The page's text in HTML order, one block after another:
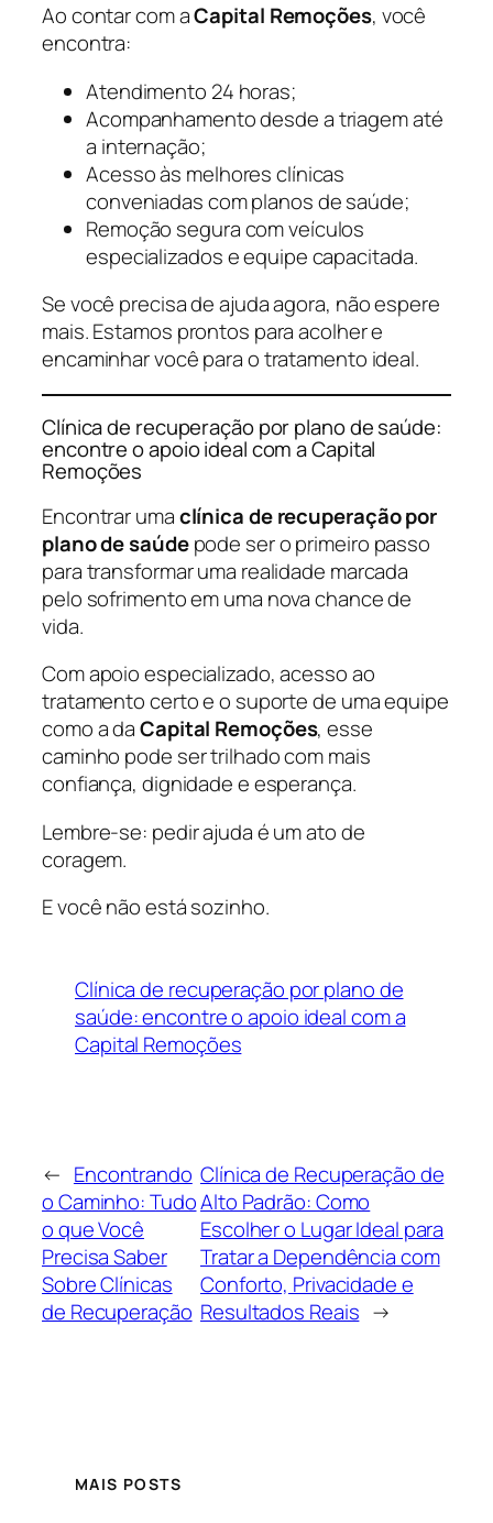
Ao contar com aCapital Remoções, você
encontra:
Atendimento 24 horas;
Acompanhamento desde a triagem até
a internação;
Acesso às melhores clínicas
conveniadas com planos de saúde;
Remoção segura com veículos
especializados e equipe capacitada.
Se você precisa de ajuda agora, não espere
mais. Estamos prontos para acolher e
encaminhar você para o tratamento ideal.
Clínica de recuperação por plano de saúde:
encontre o apoio ideal com a Capital
Remoções
Encontrar umaclínica de recuperação por
plano de saúdepode ser o primeiro passo
para transformar uma realidade marcada
pelo sofrimento em uma nova chance de
vida.
Com apoio especializado, acesso ao
tratamento certo e o suporte de uma equipe
como a daCapital Remoções, esse
caminho pode ser trilhado com mais
confiança, dignidade e esperança.
Lembre-se: pedir ajuda é um ato de
coragem.
E você não está sozinho.
Clínica de recuperação por plano de
saúde: encontre o apoio ideal com a
Capital Remoções
← Encontrando
o Caminho: Tudo
o que Você
Precisa Saber
Sobre Clínicas
de Recuperação
Clínica de Recuperação de
Alto Padrão: Como
Escolher o Lugar Ideal para
Tratar a Dependência com
Conforto, Privacidade e
Resultados Reais →
MAIS POSTS